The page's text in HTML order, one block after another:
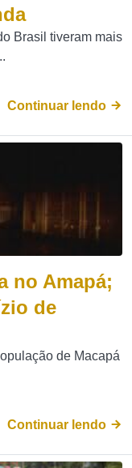
Brasil tiveram mais
Continuar lendo
no Amapá;
de
de Macapá
Continuar lendo